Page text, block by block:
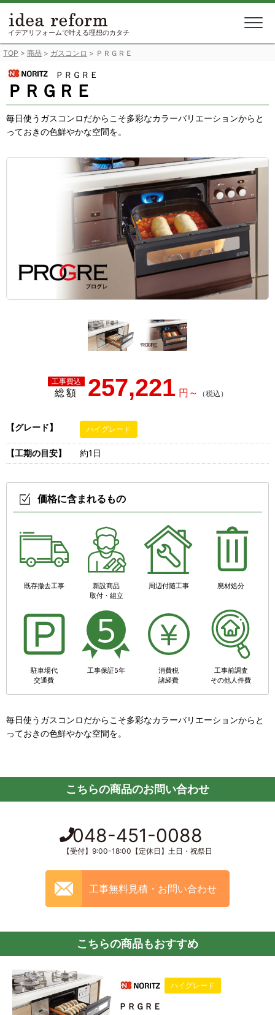
Skip
content
イデアリフォームで叶える理想のカタチ
TOP > 商品 > ガスコンロ > ＰＲＧＲＥ
ＰＲＧＲＥ
ＰＲＧＲＥ
毎日使うガスコンロだからこそ多彩なカラーバリエーションからと
っておきの色鮮やかな空間を。
総額 257,221
【グレード】 ハイグレード
【工期の目安】 約1日
価格に含まれるもの
既存撤去工事
新設商品
取付・組立
周辺付随工事 廃材処分
駐車場代
交通費
工事保証5年
消費税
諸経費
工事前調査
その他人件費
毎日使うガスコンロだからこそ多彩なカラーバリエーションからと
っておきの色鮮やかな空間を。
こちらの商品のお問い合わせ
048-451-0088
【受付】9:00-18:00【定休日】土日・祝祭日
工事無料見積・お問い合わせ
こちらの商品もおすすめ
ハイグレード
ＰＲＧＲＥ